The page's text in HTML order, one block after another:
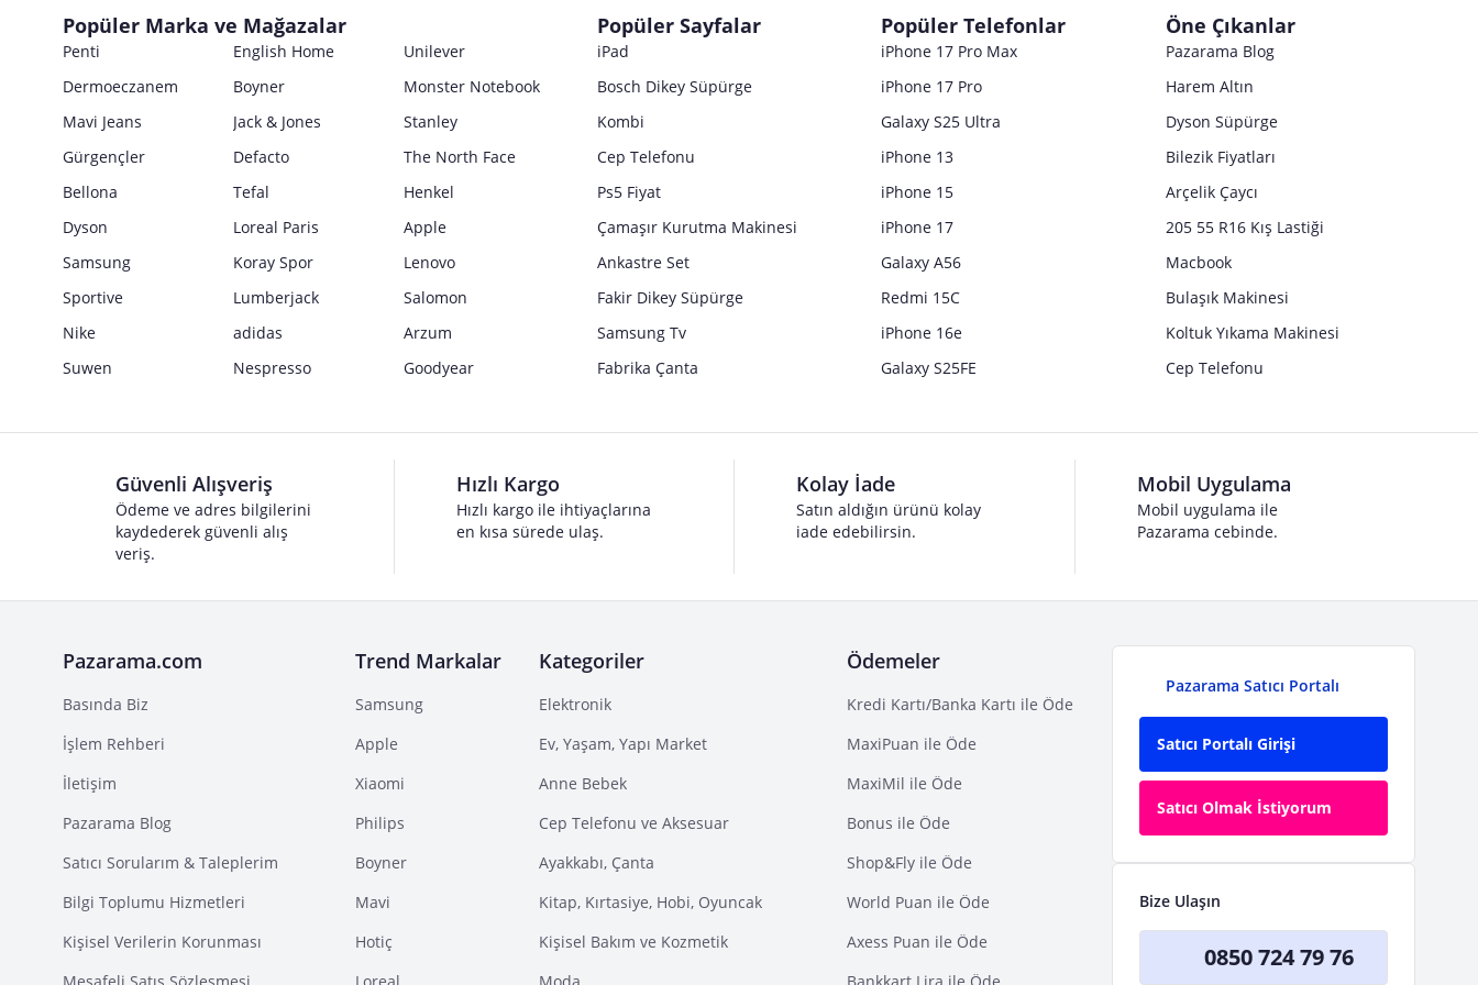
Popüler Marka ve Mağazalar
Penti English Home
Unilever
Dermoeczanem
Boyner
Monster Notebook
Mavi Jeans
Jack & Jones
Stanley
Gürgençler
Defacto
The North Face
Bellona
Tefal
Henkel
Dyson
Loreal Paris
Apple
Samsung
Koray Spor
Lenovo
Sportive
Lumberjack
Salomon
Nike
adidas
Arzum
Suwen
Nespresso Goodyear
Popüler Sayfalar
iPad
Bosch Dikey Süpürge
Kombi
Cep Telefonu
Ps5 Fiyat
Çamaşır Kurutma Makinesi
Ankastre Set
Fakir Dikey Süpürge
Samsung Tv
Fabrika Çanta
Popüler Telefonlar
iPhone 17 Pro Max
iPhone 17 Pro
Galaxy S25 Ultra
iPhone 13
iPhone 15
iPhone 17
Galaxy A56
Redmi 15C
iPhone 16e
Galaxy S25FE
Öne Çıkanlar
Pazarama Blog
Harem Altın
Dyson Süpürge
Bilezik Fiyatları
Arçelik Çaycı
205 55 R16 Kış Lastiği
Macbook
Bulaşık Makinesi
Koltuk Yıkama Makinesi
Cep Telefonu
Güvenli Alışveriş
Ödeme ve adres bilgilerini
kaydederek güvenli alış
veriş.
Hızlı Kargo
Hızlı kargo ile ihtiyaçlarına
en kısa sürede ulaş.
Kolay İade
Satın aldığın ürünü kolay
iade edebilirsin.
Mobil Uygulama
Mobil uygulama ile
Pazarama cebinde.
Pazarama.com
Basında Biz
İşlem Rehberi
İletişim
Pazarama Blog
Satıcı Sorularım & Taleplerim
Bilgi Toplumu Hizmetleri
Kişisel Verilerin Korunması
Trend Markalar
Samsung
Apple
Xiaomi
Philips
Boyner
Mavi
Hotiç
Kategoriler
Elektronik
Ev, Yaşam, Yapı Market
Anne Bebek
Cep Telefonu ve Aksesuar
Ayakkabı, Çanta
Kitap, Kırtasiye, Hobi, Oyuncak
Kişisel Bakım ve Kozmetik
Ödemeler
Kredi Kartı/Banka Kartı ile Öde
MaxiPuan ile Öde
MaxiMil ile Öde
Bonus ile Öde
Shop&Fly ile Öde
World Puan ile Öde
Axess Puan ile Öde
Pazarama Satıcı Portalı
Satıcı Portalı Girişi
Satıcı Olmak İstiyorum
Bize Ulaşın
0850 724 79 76